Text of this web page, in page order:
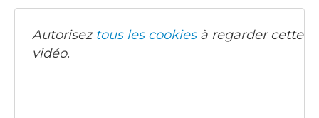
Autorisez tous les cookiesà regarder cette
vidéo.